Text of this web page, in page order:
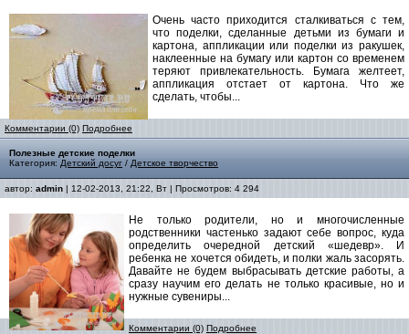
Очень часто приходится сталкиваться с тем,
что поделки, сделанные детьми из бумаги и
картона, аппликации или поделки из ракушек,
наклеенные на бумагу или картон со временем
теряют привлекательность. Бумага желтеет,
аппликация отстает от картона. Что же
сделать, чтобы...
Комментарии (0) Подробнее
Полезные детские поделки
Категория: Детский досуг / Детское творчество
автор: admin | 12-02-2013, 21:22, Вт | Просмотров: 4 294
Не только родители, но и многочисленные
родственники частенько задают себе вопрос, куда
определить очередной детский «шедевр». И
ребенка не хочется обидеть, и полки жаль засорять.
Давайте не будем выбрасывать детские работы, а
сразу научим его делать не только красивые, но и
нужные сувениры...
Комментарии (0) Подробнее